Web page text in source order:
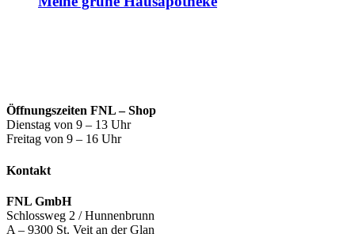
Öffnungszeiten FNL – Shop
Dienstag von 9 – 13 Uhr
Freitag von 9 – 16 Uhr
Kontakt
FNL GmbH
Schlossweg 2 / Hunnenbrunn
A – 9300 St. Veit an der Glan